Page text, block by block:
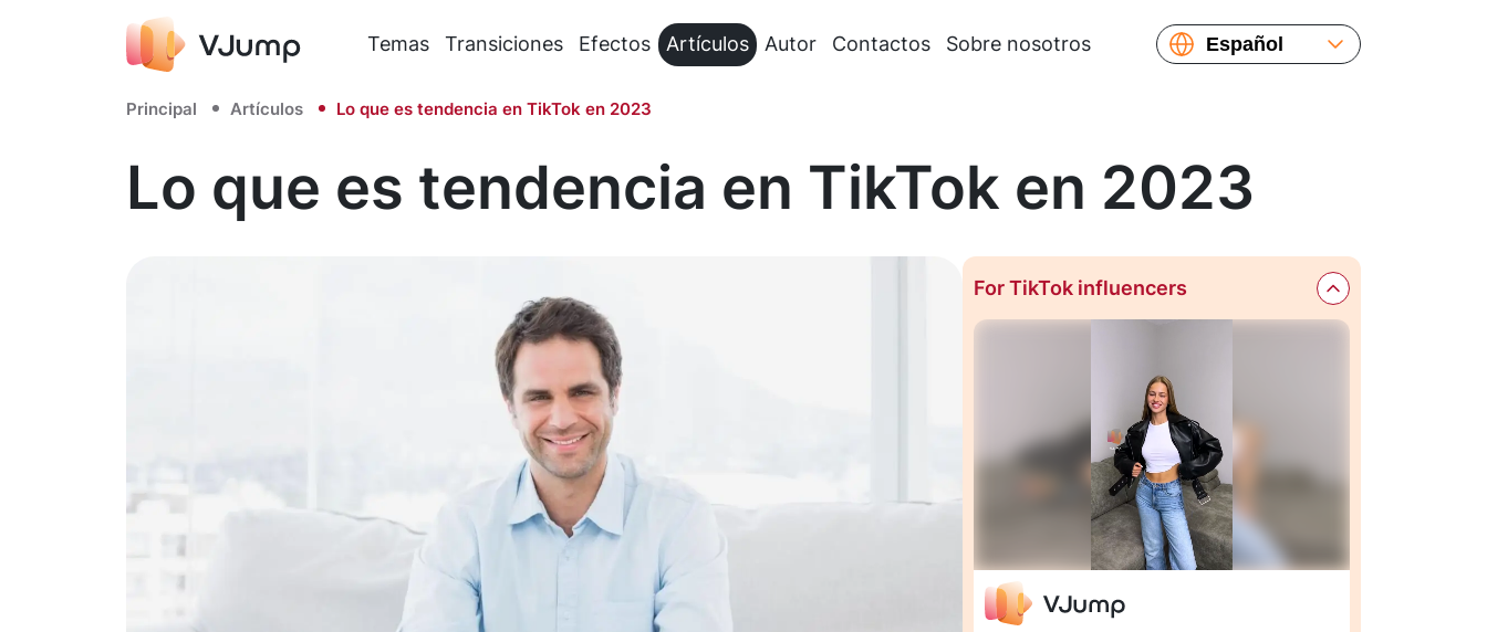
Temas Transiciones Efectos Artículos Autor Contactos Sobre nosotros
Español
Principal Artículos Lo que es tendencia en TikTok en 2023
Lo que es tendencia en TikTok en 2023
For TikTok influencers